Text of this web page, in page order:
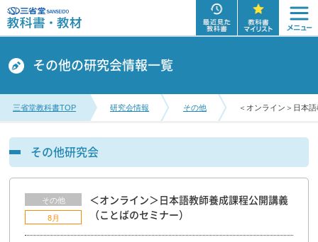
その他の研究会情報一覧
三省堂教科書TOP 研究会情報 その他 ＜オンライン＞日本
その他研究会
その他
8月
＜オンライン＞日本語教師養成課程公開講義
（ことばのセミナー）